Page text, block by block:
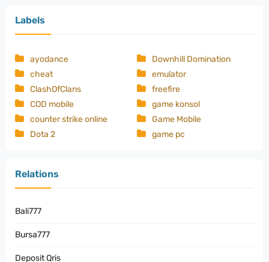
Labels
ayodance
cheat
ClashOfClans
COD mobile
counter strike online
Dota 2
Downhill Domination
emulator
freefire
game konsol
Game Mobile
game pc
Relations
Bali777
Bursa777
Deposit Qris